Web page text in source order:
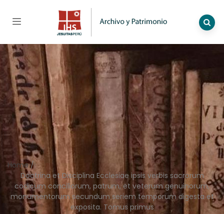
Home/
Doctrina et Disciplina Ecclesiae ipsis verbis sacrorum
codicum conciliorum, patrum, et veterum genuinorum,
monumentorum secundum seriem temporum digesta et
exposita. Tomus primus